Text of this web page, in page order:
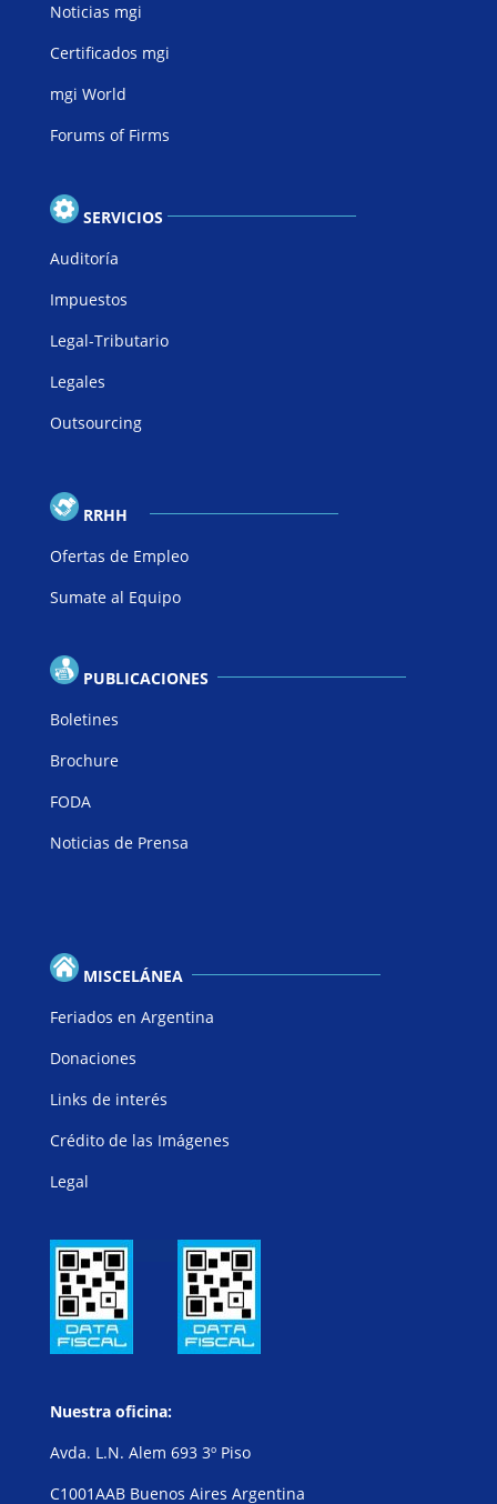
Noticias mgi
Certificados mgi
mgi World
Forums of Firms
SERVICIOS
Auditoría
Impuestos
Legal-Tributario
Legales
Outsourcing
RRHH
Ofertas de Empleo
Sumate al Equipo
PUBLICACIONES
Boletines
Brochure
FODA
Noticias de Prensa
MISCELÁNEA
Feriados en Argentina
Donaciones
Links de interés
Crédito de las Imágenes
Legal
Nuestra oficina:
Avda. L.N. Alem 693 3º Piso
C1001AAB Buenos Aires Argentina